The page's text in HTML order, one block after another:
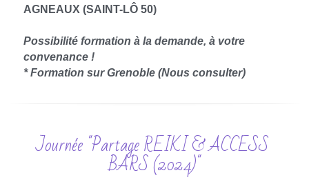
AGNEAUX (SAINT-LÔ 50)
Possibilité formation à la demande, à votre
convenance !​
* Formation sur Grenoble (Nous consulter)
Journée "Partage REIKI & ACCESS
BARS (2024)"